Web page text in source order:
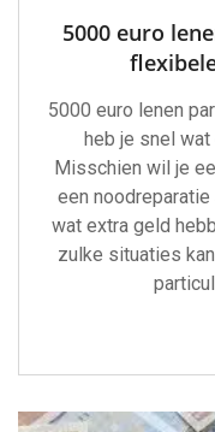
5000 euro
5000 euro lenen
heb je snel
Misschien wil je
een
wat extra geld
zulke situaties